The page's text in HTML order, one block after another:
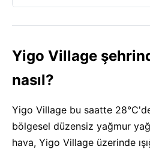
Yigo Village
nasıl?
Yigo Village bu saatte
bölgesel düzensiz yağmur
hava, Yigo Village üzerinde